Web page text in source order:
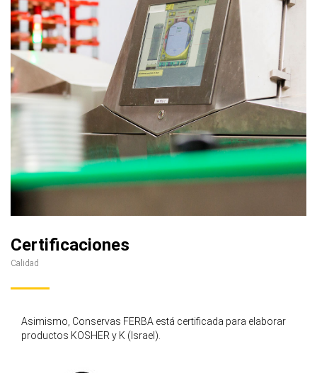
Certificaciones
Calidad
Asimismo, Conservas FERBA está certificada para elaborar
productos KOSHER y K (Israel).